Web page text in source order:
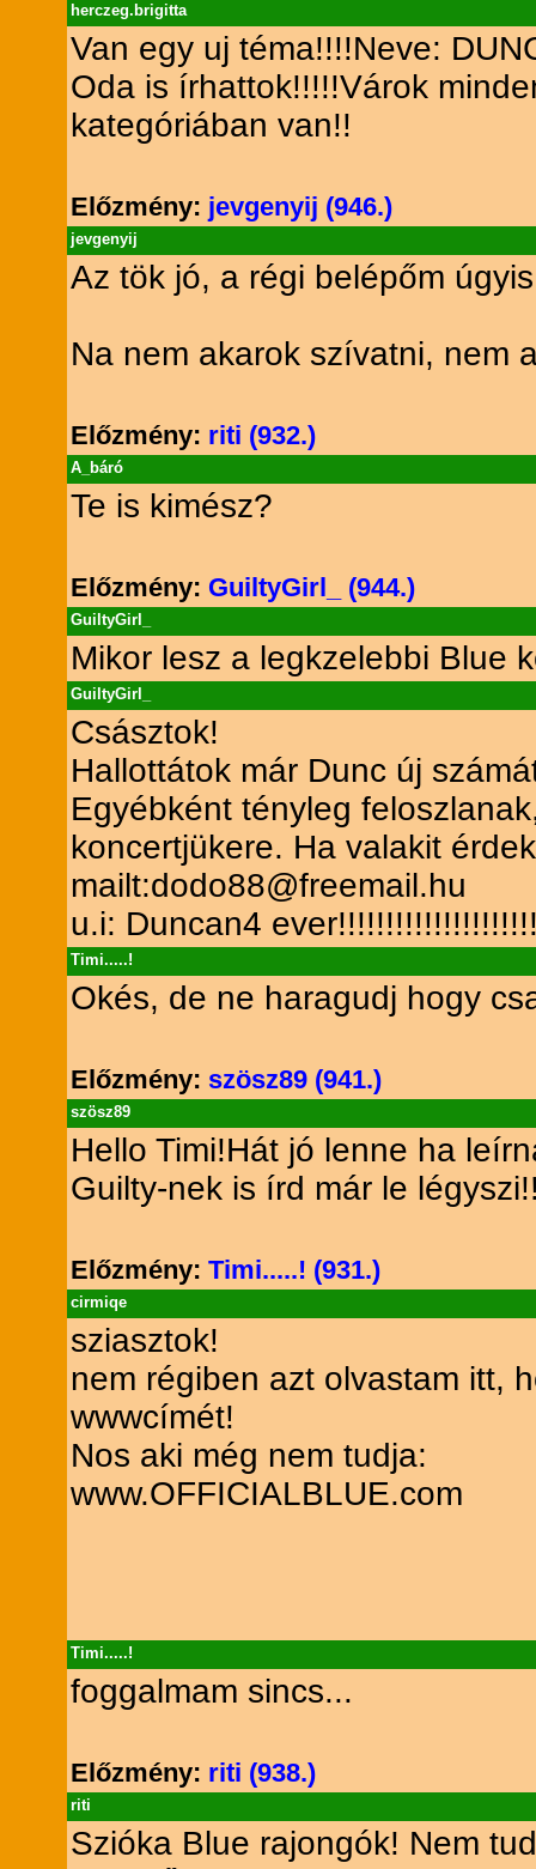
herczeg.brigitta
Van egy uj téma!!!!Neve:
Oda is írhattok!!!!!Várok
kategóriában van!!
Előzmény: jevgenyij (946.)
jevgenyij
Az tök jó, a régi belépőm
Na nem akarok szívatni, nem
Előzmény: riti (932.)
A_báró
Te is kimész?
Előzmény: GuiltyGirl_ (944.)
GuiltyGirl_
Mikor lesz a legkzelebbi Blue
GuiltyGirl_
Császtok!
Hallottátok már Dunc új
Egyébként tényleg
koncertjükere. Ha valakit
mailt:dodo88@freemail.hu
u.i: Duncan4
Timi.....!
Okés, de ne haragudj hogy
Előzmény: szösz89 (941.)
szösz89
Hello Timi!Hát jó lenne ha
Guilty-nek is írd már le
Előzmény: Timi.....! (931.)
cirmiqe
sziasztok!
nem régiben azt olvastam itt,
wwwcímét!
Nos aki még nem tudja:
www.OFFICIALBLUE.com
Timi.....!
foggalmam sincs...
Előzmény: riti (938.)
riti
Szióka Blue rajongók! Nem